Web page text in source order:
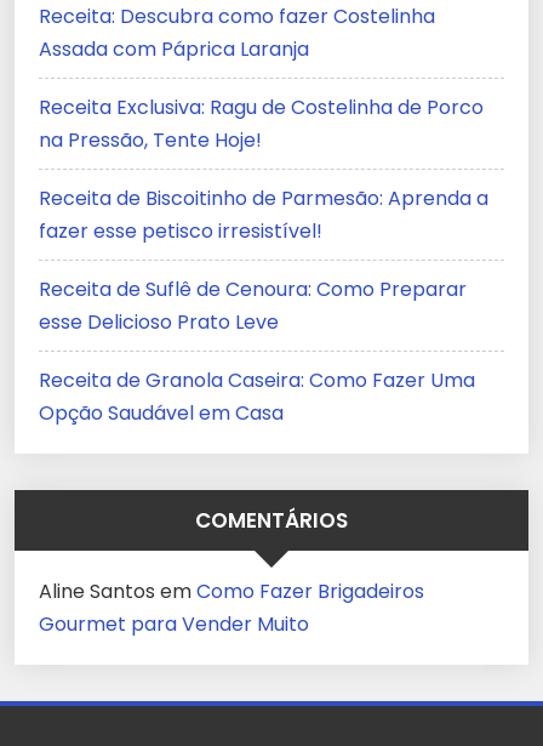
Receita: Descubra como fazer Costelinha
Assada com Páprica Laranja
Receita Exclusiva: Ragu de Costelinha de Porco
na Pressão, Tente Hoje!
Receita de Biscoitinho de Parmesão: Aprenda a
fazer esse petisco irresistível!
Receita de Suflê de Cenoura: Como Preparar
esse Delicioso Prato Leve
Receita de Granola Caseira: Como Fazer Uma
Opção Saudável em Casa
COMENTÁRIOS
Aline Santos emComo Fazer Brigadeiros
Gourmet para Vender Muito